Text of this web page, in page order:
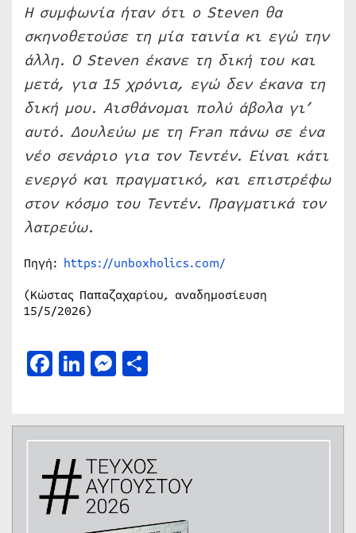
Η συμφωνία ήταν ότι ο Steven θα
σκηνοθετούσε τη μία ταινία κι εγώ την
άλλη. Ο Steven έκανε τη δική του και
μετά, για 15 χρόνια, εγώ δεν έκανα τη
δική μου. Αισθάνομαι πολύ άβολα γι’
αυτό. Δουλεύω με τη Fran πάνω σε ένα
νέο σενάριο για τον Τεντέν. Είναι κάτι
ενεργό και πραγματικό, και επιστρέφω
στον κόσμο του Τεντέν. Πραγματικά τον
λατρεύω.
Πηγή: https://unboxholics.com/
(Κώστας Παπαζαχαρίου, αναδημοσίευση
15/5/2026)
Facebook
LinkedIn
Messenger